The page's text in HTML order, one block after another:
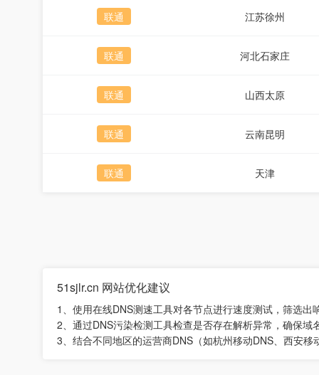
联通 江苏徐州
联通 河北石家庄
联通 山西太原
联通 云南昆明
联通 天津
51sjlr.cn 网站优化建议
1、使用在线DNS测速工具对各节点进行速度测试，筛选出
2、通过DNS污染检测工具检查是否存在解析异常，确保域
3、结合不同地区的运营商DNS（如杭州移动DNS、西安